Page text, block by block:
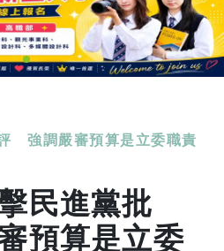
強調嚴審預算是立委職責
民進黨批
預算是立委